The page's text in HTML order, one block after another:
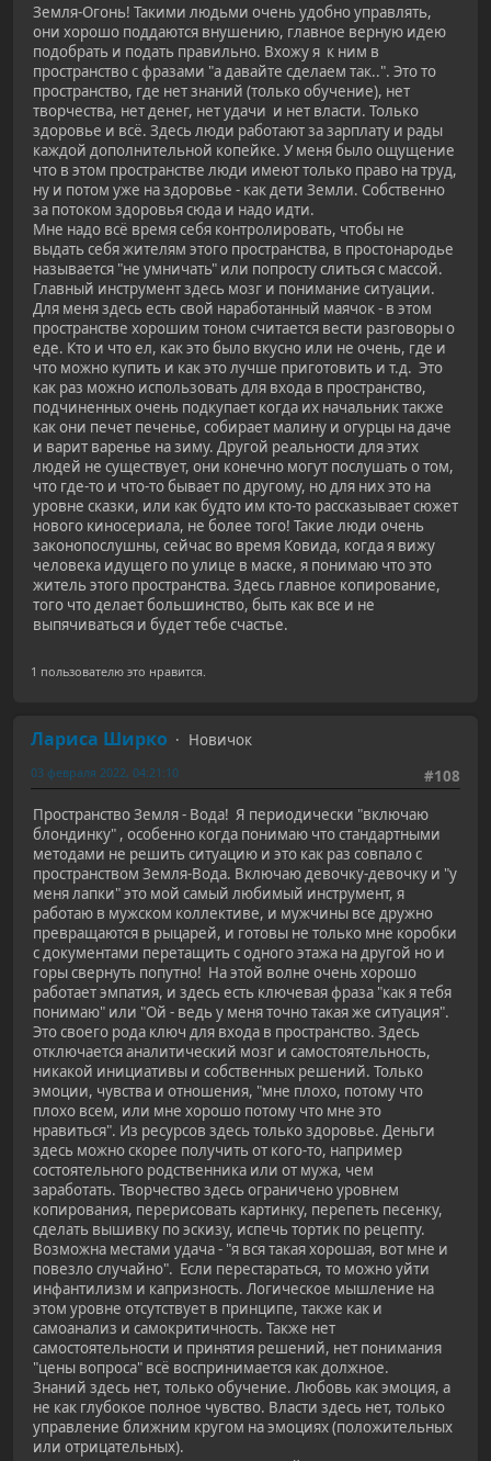
Земля-Огонь! Такими людьми очень удобно управлять,
они хорошо поддаются внушению, главное верную идею
подобрать и подать правильно. Вхожу я к ним в
пространство с фразами "а давайте сделаем так..". Это то
пространство, где нет знаний (только обучение), нет
творчества, нет денег, нет удачи и нет власти. Только
здоровье и всё. Здесь люди работают за зарплату и рады
каждой дополнительной копейке. У меня было ощущение
что в этом пространстве люди имеют только право на труд,
ну и потом уже на здоровье - как дети Земли. Собственно
за потоком здоровья сюда и надо идти.
Мне надо всё время себя контролировать, чтобы не
выдать себя жителям этого пространства, в простонародье
называется "не умничать" или попросту слиться с массой.
Главный инструмент здесь мозг и понимание ситуации.
Для меня здесь есть свой наработанный маячок - в этом
пространстве хорошим тоном считается вести разговоры о
еде. Кто и что ел, как это было вкусно или не очень, где и
что можно купить и как это лучше приготовить и т.д. Это
как раз можно использовать для входа в пространство,
подчиненных очень подкупает когда их начальник также
как они печет печенье, собирает малину и огурцы на даче
и варит варенье на зиму. Другой реальности для этих
людей не существует, они конечно могут послушать о том,
что где-то и что-то бывает по другому, но для них это на
уровне сказки, или как будто им кто-то рассказывает сюжет
нового киносериала, не более того! Такие люди очень
законопослушны, сейчас во время Ковида, когда я вижу
человека идущего по улице в маске, я понимаю что это
житель этого пространства. Здесь главное копирование,
того что делает большинство, быть как все и не
выпячиваться и будет тебе счастье.
1 пользователю это нравится.
Лариса Ширко
Новичок
#108
03 февраля 2022, 04:21:10
Пространство Земля - Вода! Я периодически "включаю
блондинку" , особенно когда понимаю что стандартными
методами не решить ситуацию и это как раз совпало с
пространством Земля-Вода. Включаю девочку-девочку и "у
меня лапки" это мой самый любимый инструмент, я
работаю в мужском коллективе, и мужчины все дружно
превращаются в рыцарей, и готовы не только мне коробки
с документами перетащить с одного этажа на другой но и
горы свернуть попутно! На этой волне очень хорошо
работает эмпатия, и здесь есть ключевая фраза "как я тебя
понимаю" или "Ой - ведь у меня точно такая же ситуация".
Это своего рода ключ для входа в пространство. Здесь
отключается аналитический мозг и самостоятельность,
никакой инициативы и собственных решений. Только
эмоции, чувства и отношения, "мне плохо, потому что
плохо всем, или мне хорошо потому что мне это
нравиться". Из ресурсов здесь только здоровье. Деньги
здесь можно скорее получить от кого-то, например
состоятельного родственника или от мужа, чем
заработать. Творчество здесь ограничено уровнем
копирования, перерисовать картинку, перепеть песенку,
сделать вышивку по эскизу, испечь тортик по рецепту.
Возможна местами удача - "я вся такая хорошая, вот мне и
повезло случайно". Если перестараться, то можно уйти
инфантилизм и капризность. Логическое мышление на
этом уровне отсутствует в принципе, также как и
самоанализ и самокритичность. Также нет
самостоятельности и принятия решений, нет понимания
"цены вопроса" всё воспринимается как должное.
Знаний здесь нет, только обучение. Любовь как эмоция, а
не как глубокое полное чувство. Власти здесь нет, только
управление ближним кругом на эмоциях (положительных
или отрицательных).